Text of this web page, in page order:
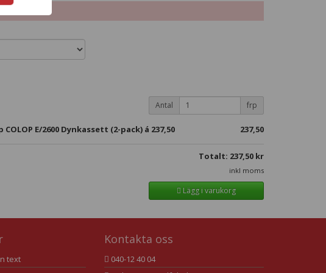
Antal frp
COLOP E/2600 Dynkassett (2-pack) á 237,50 237,50
Totalt: 237,50 kr
inkl moms
Lägg i varukorg
text
Kontakta oss
040-12 40 04